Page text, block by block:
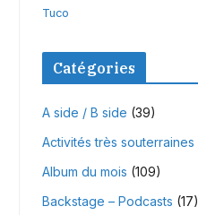
Tuco
Catégories
A side / B side (39)
Activités très souterraines
Album du mois (109)
Backstage – Podcasts (17)